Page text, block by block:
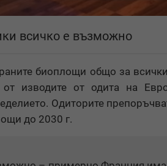
всичко е възможно
биоплощи общо за
изводите от одита на
Одиторите
до 2030 г.